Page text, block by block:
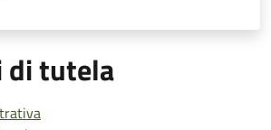
di tutela